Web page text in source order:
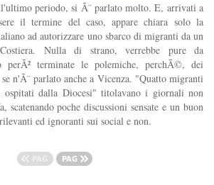
periodo, si Ã¨ parlato molto. E, arrivati a
il termine del caso, appare chiara solo la
ad autorizzare uno sbarco di migranti da un
Nulla di strano, verrebbe pure da
perÃ² terminate le polemiche, perchÃ©, dei
n'Ã¨ parlato anche a Vicenza. "Quatto migranti
ospitati dalla Diocesi" titolavano i giornali non
poche discussioni sensate e un buon
ed ignoranti sui social e non.